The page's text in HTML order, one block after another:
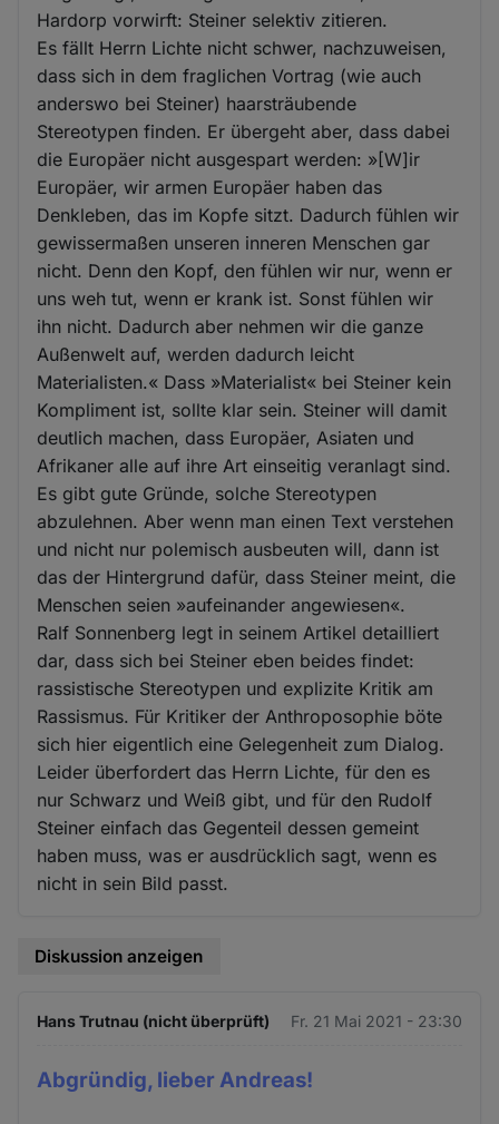
Hardorp vorwirft: Steiner selektiv zitieren.
Es fällt Herrn Lichte nicht schwer, nachzuweisen,
dass sich in dem fraglichen Vortrag (wie auch
anderswo bei Steiner) haarsträubende
Stereotypen finden. Er übergeht aber, dass dabei
die Europäer nicht ausgespart werden: »[W]ir
Europäer, wir armen Europäer haben das
Denkleben, das im Kopfe sitzt. Dadurch fühlen wir
gewissermaßen unseren inneren Menschen gar
nicht. Denn den Kopf, den fühlen wir nur, wenn er
uns weh tut, wenn er krank ist. Sonst fühlen wir
ihn nicht. Dadurch aber nehmen wir die ganze
Außenwelt auf, werden dadurch leicht
Materialisten.« Dass »Materialist« bei Steiner kein
Kompliment ist, sollte klar sein. Steiner will damit
deutlich machen, dass Europäer, Asiaten und
Afrikaner alle auf ihre Art einseitig veranlagt sind.
Es gibt gute Gründe, solche Stereotypen
abzulehnen. Aber wenn man einen Text verstehen
und nicht nur polemisch ausbeuten will, dann ist
das der Hintergrund dafür, dass Steiner meint, die
Menschen seien »aufeinander angewiesen«.
Ralf Sonnenberg legt in seinem Artikel detailliert
dar, dass sich bei Steiner eben beides findet:
rassistische Stereotypen und explizite Kritik am
Rassismus. Für Kritiker der Anthroposophie böte
sich hier eigentlich eine Gelegenheit zum Dialog.
Leider überfordert das Herrn Lichte, für den es
nur Schwarz und Weiß gibt, und für den Rudolf
Steiner einfach das Gegenteil dessen gemeint
haben muss, was er ausdrücklich sagt, wenn es
nicht in sein Bild passt.
Diskussion anzeigen
Hans Trutnau (nicht überprüft) Fr. 21 Mai 2021 - 23:30
Abgründig, lieber Andreas!